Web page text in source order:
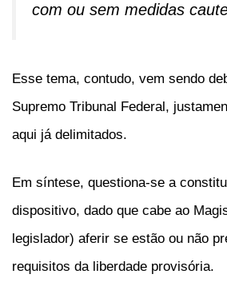
com ou sem medidas
Esse tema, contudo, vem sendo
Supremo Tribunal Federal,
aqui já delimitados.
Em síntese, questiona-se a
dispositivo, dado que cabe ao
legislador) aferir se estão ou não
requisitos da liberdade provisória.